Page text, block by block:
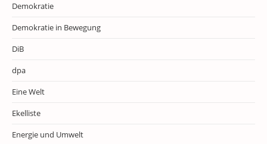
Demokratie
Demokratie in Bewegung
DiB
dpa
Eine Welt
Ekelliste
Energie und Umwelt